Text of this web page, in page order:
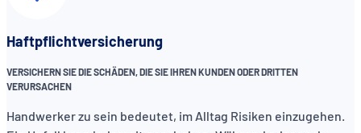
Haftpflichtversicherung
VERSICHERN SIE DIE SCHÄDEN, DIE SIE IHREN KUNDEN ODER DRITTEN
VERURSACHEN
Handwerker zu sein bedeutet, im Alltag Risiken einzugehen.